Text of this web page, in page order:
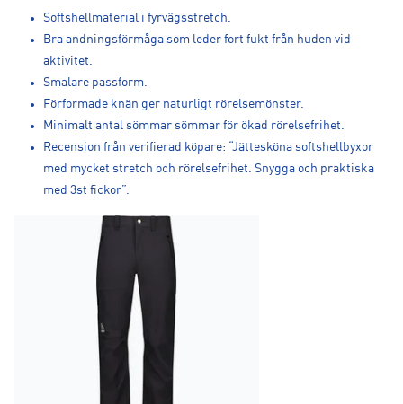
Softshellmaterial i fyrvägsstretch.
Bra andningsförmåga som leder fort fukt från huden vid
aktivitet.
Smalare passform.
Förformade knän ger naturligt rörelsemönster.
Minimalt antal sömmar sömmar för ökad rörelsefrihet.
Recension från verifierad köpare: “Jättesköna softshellbyxor
med mycket stretch och rörelsefrihet. Snygga och praktiska
med 3st fickor”.